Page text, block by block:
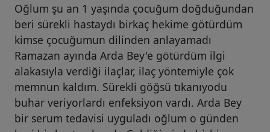
Oğlum şu an 1 yaşında çocuğum doğduğundan
beri sürekli hastaydı birkaç hekime götürdüm
kimse çocuğumun dilinden anlayamadı
Ramazan ayında Arda Bey'e götürdüm ilgi
alakasıyla verdiği ilaçlar, ilaç yöntemiyle çok
memnun kaldım. Sürekli göğsü tıkanıyodu
buhar veriyorlardı enfeksiyon vardı. Arda Bey
bir serum tedavisi uyguladı oğlum o günden